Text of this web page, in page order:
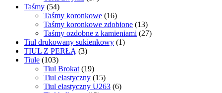
Taśmy (54)
Taśmy koronkowe (16)
Taśmy koronkowe zdobione (13)
Taśmy ozdobne z kamieniami (27)
Tiul drukowany sukienkowy (1)
TIUL Z PERŁĄ (3)
Tiule (103)
Tiul Brokat (19)
Tiul elastyczny (15)
Tiul elastyczny U263 (6)